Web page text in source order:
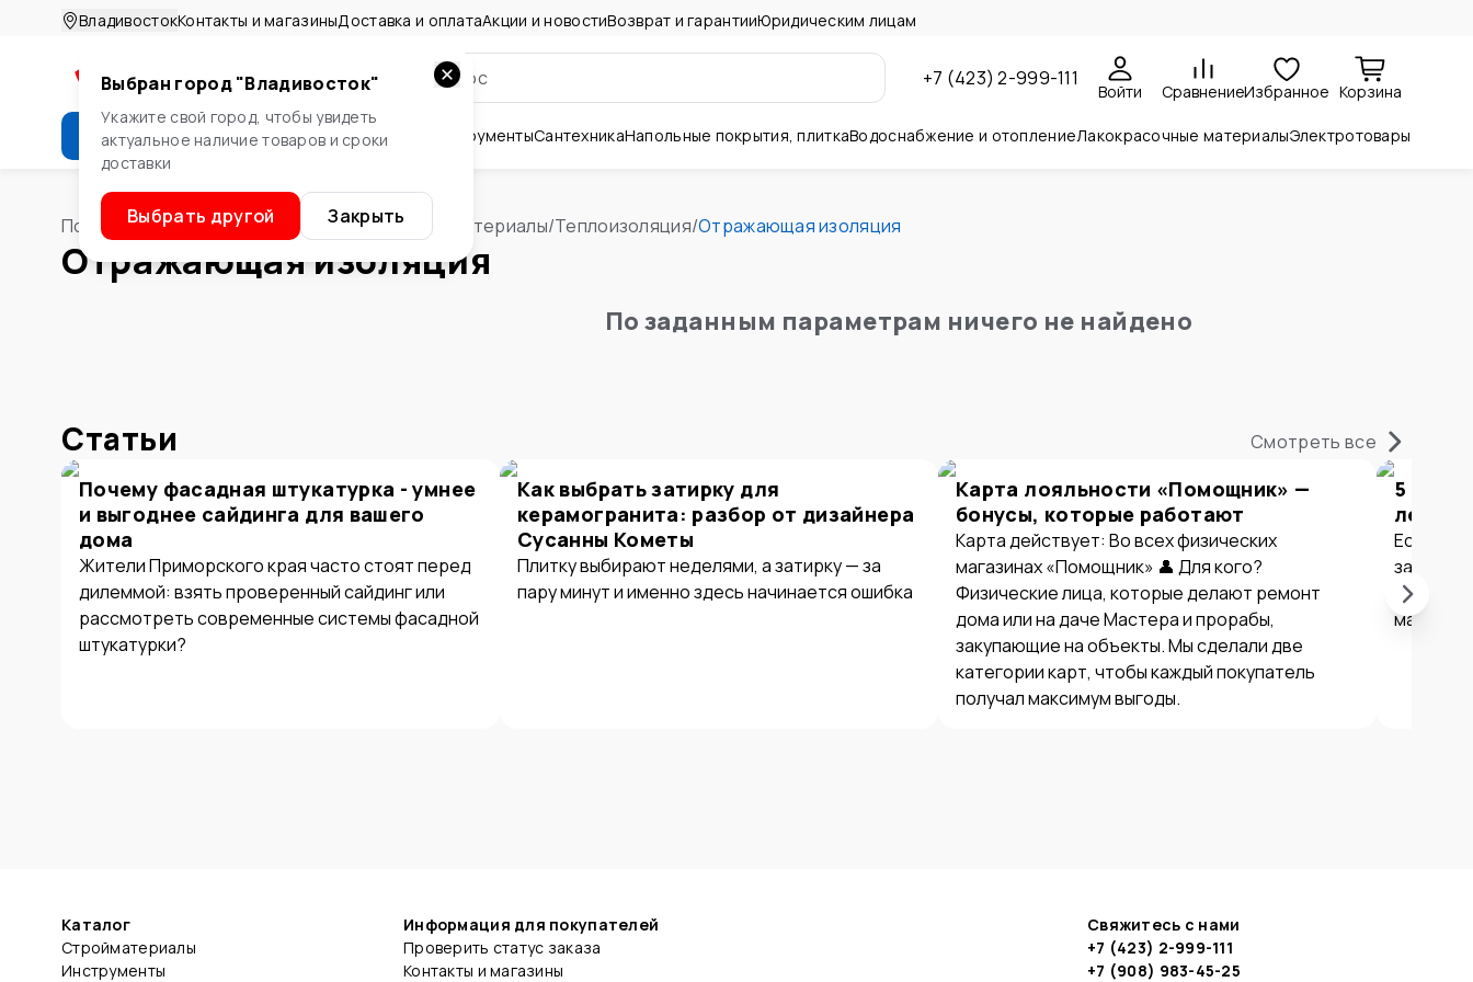
ВладивостокКонтакты и магазиныДоставка и оплатаАкции и новостиВозврат и гарантииЮридическим лицам
+7 (423) 2-999-111
Войти СравнениеИзбранное Корзина
Каталог Стройматериалы ИнструментыСантехникаНапольные покрытия, плиткаВодоснабжение и отоплениеЛакокрасочные материалыЭлектротовары
Выбран город "Владивосток"
Укажите свой город, чтобы увидеть
актуальное наличие товаров и сроки
доставки
Выбрать другой Закрыть
Помощник/Стройматериалы Изоляционные материалы/Теплоизоляция/Отражающая изоляция
Отражающая изоляция
По заданным параметрам ничего не найдено
Статьи Смотреть все
Почему фасадная штукатурка - умнее
и выгоднее сайдинга для вашего
дома
Жители Приморского края часто стоят перед
дилеммой: взять проверенный сайдинг или
рассмотреть современные системы фасадной
штукатурки?
Как выбрать затирку для
керамогранита: разбор от дизайнера
Сусанны Кометы
Плитку выбирают неделями, а затирку — за
пару минут и именно здесь начинается ошибка
Карта лояльности «Помощник» —
бонусы, которые работают
Карта действует: Во всех физических
магазинах «Помощник» 👤 Для кого?
Физические лица, которые делают ремонт
дома или на даче Мастера и прорабы,
закупающие на объекты. Мы сделали две
категории карт, чтобы каждый покупатель
получал максимум выгоды.
5
летом
Если вы
причин
Каталог
Стройматериалы
Инструменты
Информация для покупателей
Проверить статус заказа
Контакты и магазины
Свяжитесь с нами
+7 (423) 2-999-111
+7 (908) 983-45-25